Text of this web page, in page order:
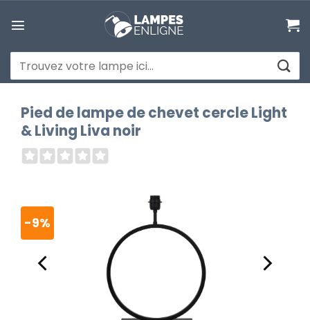
au
Recherche
pour :
Pied de lampe de chevet cercle Light
& Living Liva noir
-9%